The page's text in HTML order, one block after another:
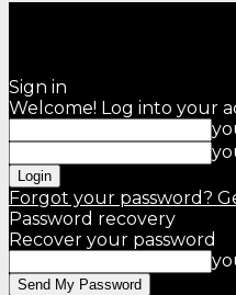
Sign in
Welcome! Log into your
Forgot your password?
Password recovery
Recover your password